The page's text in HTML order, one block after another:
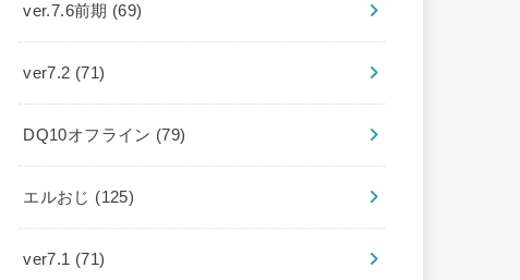
ver.7.6前期 (69)
ver7.2 (71)
DQ10オフライン (79)
エルおじ (125)
ver7.1 (71)